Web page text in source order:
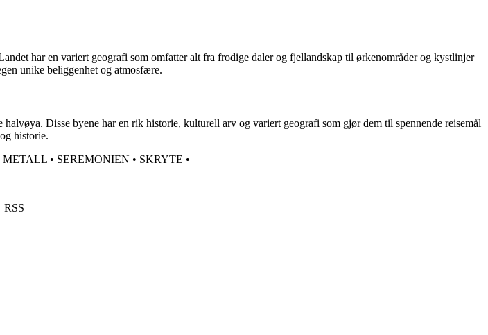
har en variert geografi som omfatter alt fra frodige daler og fjellandskap til ørkenområder og kystlinjer
unike beliggenhet og atmosfære.
Disse byene har en rik historie, kulturell arv og variert geografi som gjør dem til spennende reisemål
historie.
METALL • SEREMONIEN • SKRYTE •
RSS